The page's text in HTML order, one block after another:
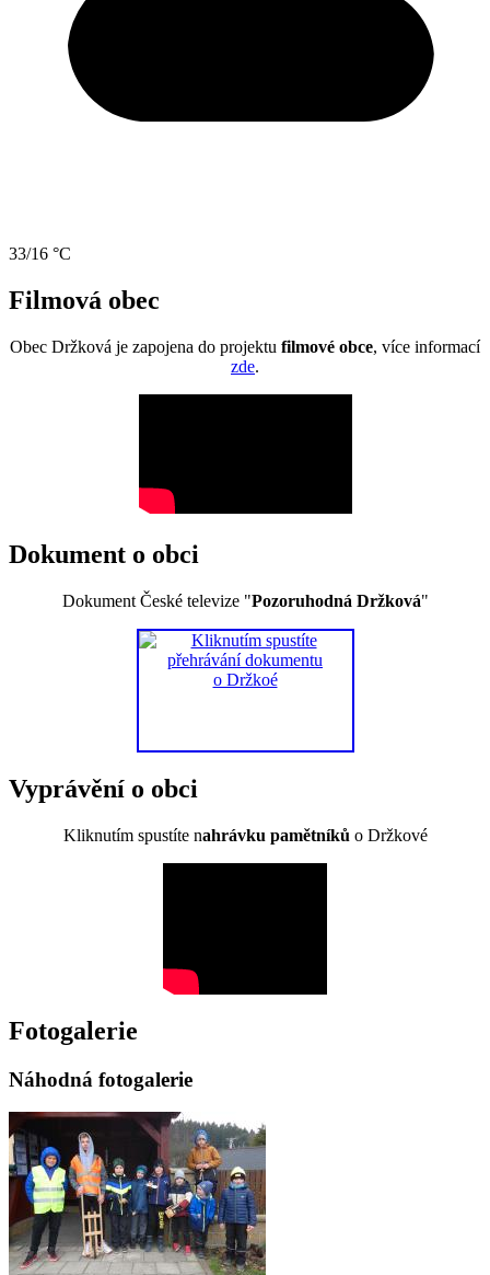
33/16 °C
Filmová obec
Obec Držková je zapojena do projektu filmové obce, více informací
zde.
Dokument o obci
Dokument České televize "Pozoruhodná Držková"
Vyprávění o obci
Kliknutím spustíte nahrávku pamětníků o Držkové
Fotogalerie
Náhodná fotogalerie